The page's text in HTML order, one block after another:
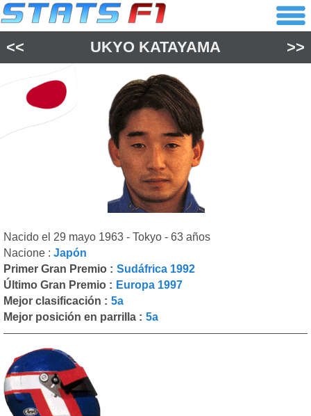
<< UKYO KATAYAMA >>
Nacido el 29 mayo 1963 - Tokyo - 63 años
Nacione : Japón
Primer Gran Premio : Sudáfrica 1992
Último Gran Premio : Europa 1997
Mejor clasificación : 5a
Mejor posición en parrilla : 5a